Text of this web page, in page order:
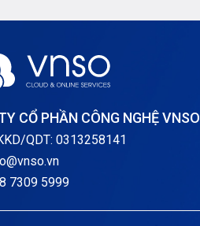
CỔ PHẦN CÔNG NGHỆ VNSO
QDT: 0313258141
7309 5999